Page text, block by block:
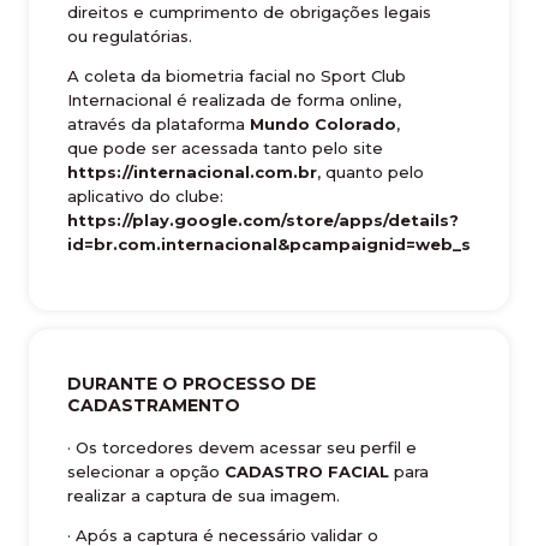
direitos e cumprimento de obrigações legais
ou regulatórias.
A coleta da biometria facial no Sport Club
Internacional é realizada de forma online,
através da plataforma Mundo Colorado,
que pode ser acessada tanto pelo site
https://internacional.com.br, quanto pelo
aplicativo do clube:
https://play.google.com/store/apps/details?
id=br.com.internacional&pcampaignid=web_share
DURANTE O PROCESSO DE
CADASTRAMENTO
· Os torcedores devem acessar seu perfil e
selecionar a opção CADASTRO FACIAL para
realizar a captura de sua imagem.
· Após a captura é necessário validar o